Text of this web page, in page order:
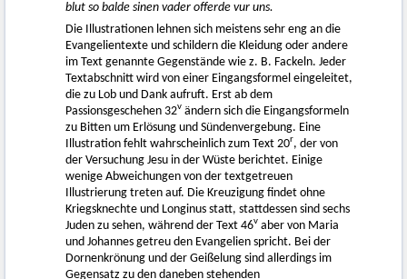
blut so balde sinen vader offerde vur uns.
Die Illustrationen lehnen sich meistens sehr eng an die
Evangelientexte und schildern die Kleidung oder andere
im Text genannte Gegenstände wie z. B. Fackeln. Jeder
Textabschnitt wird von einer Eingangsformel eingeleitet,
die zu Lob und Dank aufruft. Erst ab dem
Passionsgeschehen 32v ändern sich die Eingangsformeln
zu Bitten um Erlösung und Sündenvergebung. Eine
Illustration fehlt wahrscheinlich zum Text 20r, der von
der Versuchung Jesu in der Wüste berichtet. Einige
wenige Abweichungen von der textgetreuen
Illustrierung treten auf. Die Kreuzigung findet ohne
Kriegsknechte und Longinus statt, stattdessen sind sechs
Juden zu sehen, während der Text 46v aber von Maria
und Johannes getreu den Evangelien spricht. Bei der
Dornenkrönung und der Geißelung sind allerdings im
Gegensatz zu den daneben stehenden